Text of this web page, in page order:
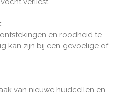
verliest.
en roodheid te
kan zijn bij een gevoelige of
van nieuwe huidcellen en